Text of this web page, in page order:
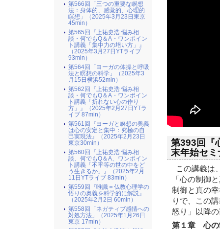
第393回『
末年始セ
この講義は
「心の制御
制御と真の
りで、この
怒り」以降
第１章 心の
第566回「三つの重要な瞑想
法：身体的、感覚的、心理的
瞑想」（2025年3月23日東京
45min）
第565回『上祐史浩 悩み相
談・何でもQ＆A・ワンポイン
ト講義「集中力の培い方」』
（2025年3月27日YTライブ
93min）
第564回「ヨーガの体操と呼吸
法と瞑想の科学」（2025年3
月15日横浜52min）
第562回『上祐史浩 悩み相
談・何でもQ＆A・ワンポイン
ト講義「折れない心の作り
方」』（2025年2月27日YTラ
イブ 87min）
第561回『ヨーガと瞑想の奥義
は心の安定と集中：究極の自
己実現法』（2025年2月23日
東京30min）
第560回『上祐史浩 悩み相
談、何でもQ＆A、ワンポイン
ト講義「不平等の世の中をど
う生きるか」』（2025年2月
11日YTライブ 83min）
第559回『唯識＝仏教心理学の
悟りの奥義を科学的に解説』
（2025年2月2日 60min）
第558回「ネガティブ感情への
対処方法」（2025年1月26日
東京 17min）